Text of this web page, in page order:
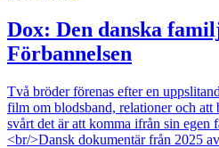
Dox: Den danska
Förbannelsen
Två bröder förenas efter en
film om blodsband, relationer och att
svårt det är att komma ifrån sin
<br/>Dansk dokumentär från 2025